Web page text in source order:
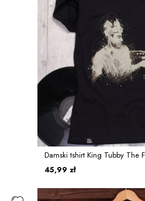
Damski tshirt King Tubby The
45,99 zł